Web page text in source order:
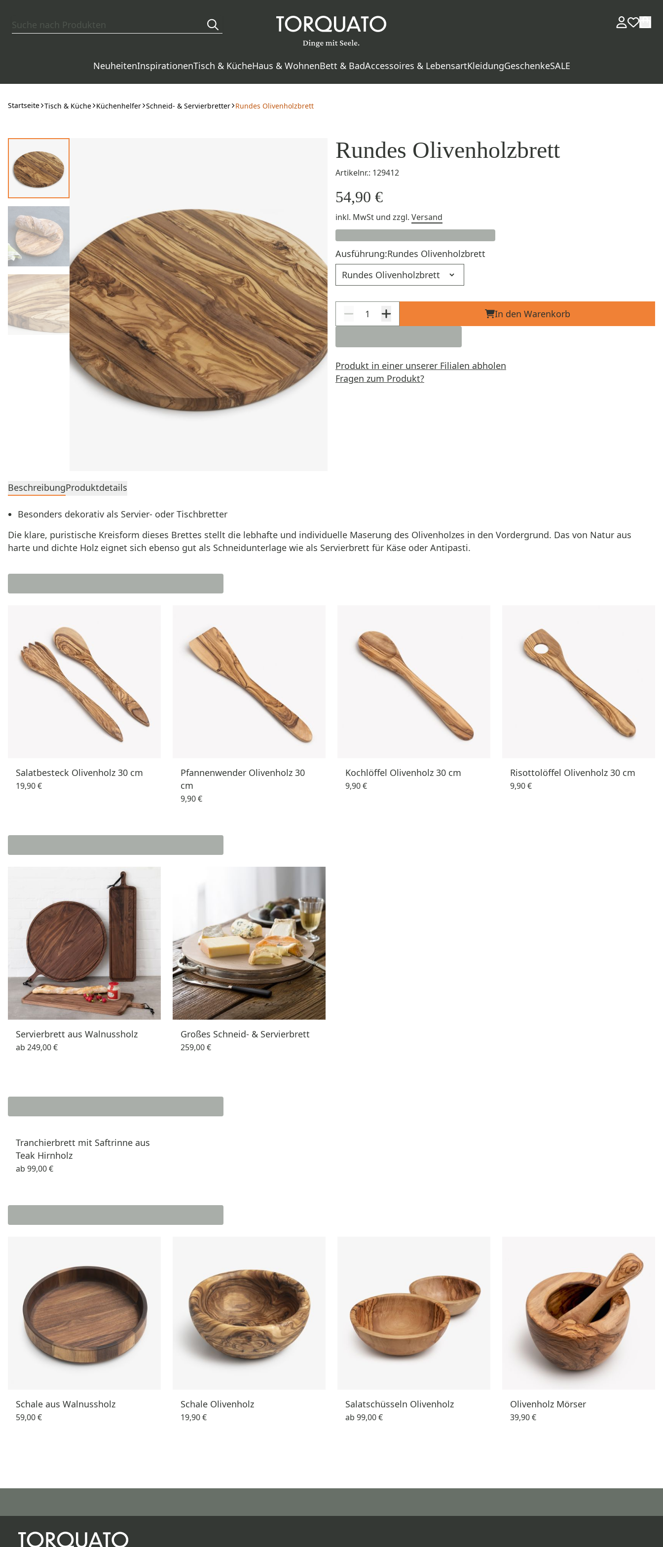
NeuheitenInspirationenTisch & KücheHaus & WohnenBett & BadAccessoires & LebensartKleidungGeschenkeSALE
Startseite Tisch & Küche Küchenhelfer Schneid- & Servierbretter Rundes Olivenholzbrett
Rundes Olivenholzbrett
Artikelnr.: 129412
54,90 €
inkl. MwSt und zzgl. Versand
Ausführung:Rundes Olivenholzbrett
In den Warenkorb
Produkt in einer unserer Filialen abholen
Fragen zum Produkt?
BeschreibungProduktdetails
Besonders dekorativ als Servier‑ oder Tischbretter
Die klare, puristische Kreisform dieses Brettes stellt die lebhafte und individuelle Maserung des Olivenholzes in den Vordergrund. Das von Natur aus
harte und dichte Holz eignet sich ebenso gut als Schneidunterlage wie als Servierbrett für Käse oder Antipasti.
Salatbesteck Olivenholz 30 cm
19,90 €
Pfannenwender Olivenholz 30
cm
9,90 €
Kochlöffel Olivenholz 30 cm
9,90 €
Risottolöffel Olivenholz 30 cm
9,90 €
Servierbrett aus Walnussholz
ab 249,00 €
Großes Schneid- & Servierbrett
259,00 €
Tranchierbrett mit Saftrinne aus
Teak Hirnholz
ab 99,00 €
Schale aus Walnussholz
59,00 €
Schale Olivenholz
19,90 €
Salatschüsseln Olivenholz
ab 99,00 €
Olivenholz Mörser
39,90 €